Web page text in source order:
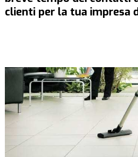
clienti per la tua impresa